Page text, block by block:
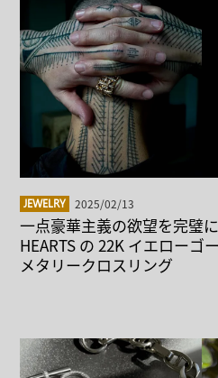
JEWELRY 2025/02/13
一点豪華主義の欲望を完璧
HEARTS の 22K イエローゴ
メタリークロスリング